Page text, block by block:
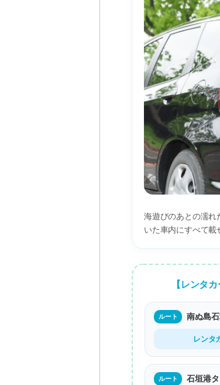
海遊びのあとの濡れ
いた車内にすべて
【レンタ
ルート 南ぬ島
レンタ
ルート 石垣港